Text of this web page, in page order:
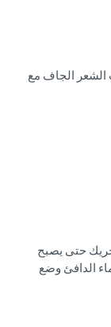
الشعر الجاف مع
حتى يصبح
الدافئ وضع